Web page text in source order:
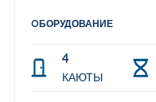
OБОРУДОВАНИЕ
4
КАЮТЫ